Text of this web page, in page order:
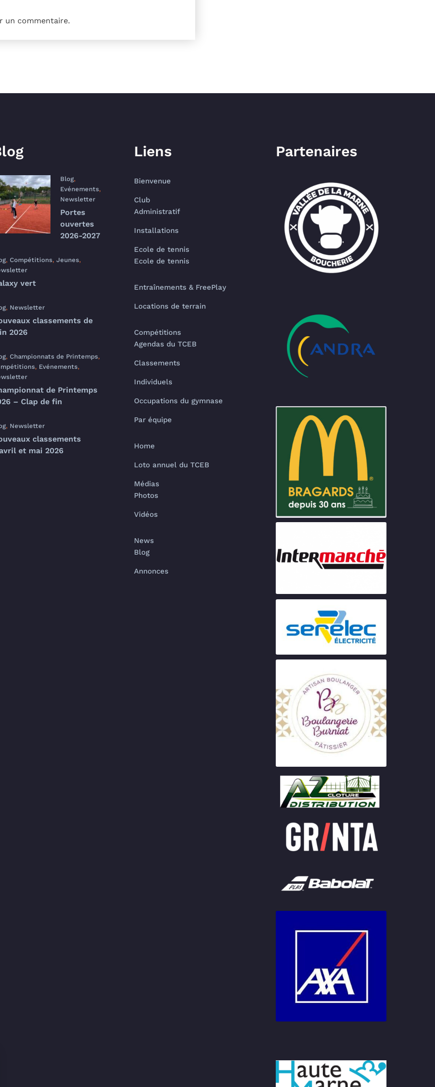
un commentaire.
Blog,
Evénements,
Newsletter
Portes
ouvertes
2026-2027
, Compétitions, Jeunes,
vert
, Newsletter
classements de
2026
, Championnats de Printemps,
, Evénements,
de Printemps
– Clap de fin
, Newsletter
classements
et mai 2026
Liens
Bienvenue
Club
Administratif
Installations
Ecole de tennis
Ecole de tennis
Entraînements & FreePlay
Locations de terrain
Compétitions
Agendas du TCEB
Classements
Individuels
Occupations du gymnase
Par équipe
Home
Loto annuel du TCEB
Médias
Photos
Vidéos
News
Blog
Annonces
Partenaires